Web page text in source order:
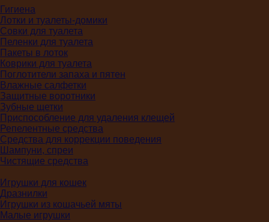
Гигиена
Лотки и туалеты-домики
Совки для туалета
Пеленки для туалета
Пакеты в лоток
Коврики для туалета
Поглотители запаха и пятен
Влажные салфетки
Защитные воротники
Зубные щетки
Приспособление для удаления клещей
Репелентные средства
Средства для коррекции поведения
Шампуни, спреи
Чистящие средства
Игрушки для кошек
Дразнилки
Игрушки из кошачьей мяты
Малые игрушки